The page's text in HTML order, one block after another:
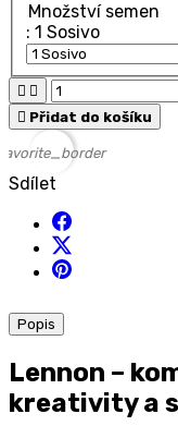
Množství semen
: 1 Sosivo
 
 Přidat do košíku
favorite_border
Sdílet
Popis
Lennon –
kreativity a